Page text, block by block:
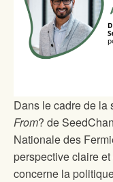
Dans le cadre de la
From? de
Nationale des
perspective claire
concerne la